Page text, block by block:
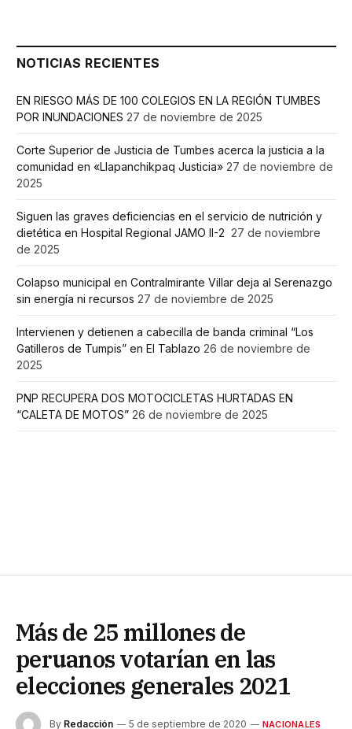
NOTICIAS RECIENTES
EN RIESGO MÁS DE 100 COLEGIOS EN LA REGIÓN TUMBES
POR INUNDACIONES 27 de noviembre de 2025
Corte Superior de Justicia de Tumbes acerca la justicia a la
comunidad en «Llapanchikpaq Justicia» 27 de noviembre de
2025
Siguen las graves deficiencias en el servicio de nutrición y
dietética en Hospital Regional JAMO II-2 27 de noviembre
de 2025
Colapso municipal en Contralmirante Villar deja al Serenazgo
sin energía ni recursos 27 de noviembre de 2025
Intervienen y detienen a cabecilla de banda criminal “Los
Gatilleros de Tumpis” en El Tablazo 26 de noviembre de
2025
PNP RECUPERA DOS MOTOCICLETAS HURTADAS EN
“CALETA DE MOTOS” 26 de noviembre de 2025
Más de 25 millones de
peruanos votarían en las
elecciones generales 2021
By Redacción 5 de septiembre de 2020 NACIONALES